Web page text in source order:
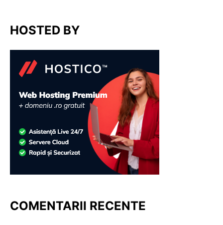
HOSTED BY
COMENTARII RECENTE